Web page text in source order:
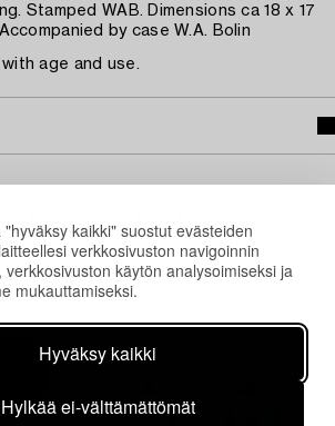
kaikki" suostut evästeiden
verkkosivuston navigoinnin
käytön analysoimiseksi ja
mukauttamiseksi.
Hyväksy kaikki
Hylkää ei-välttämättömät
Stamped WAB. Dimensions ca 18 x 17
by case W.A. Bolin
age and use.
katsomia kohteita